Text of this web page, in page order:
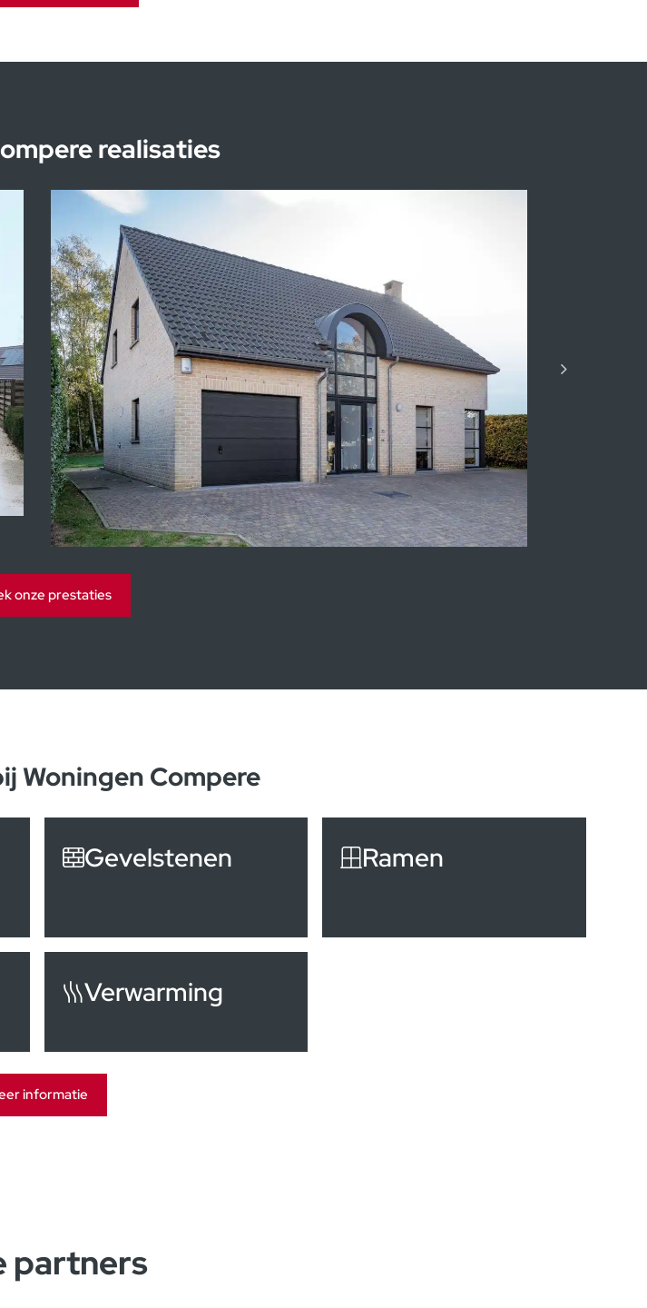
realisaties
Kijkwoningen Heure-le-Romain
onze prestaties
Woningen Compere
Gevelstenen Ramen
Verwarming
informatie
partners